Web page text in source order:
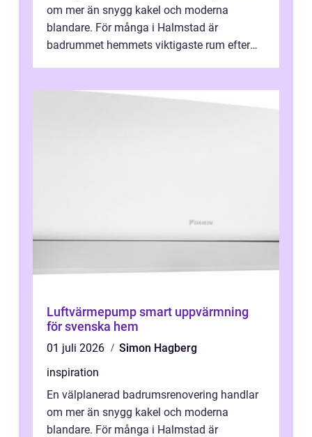
om mer än snygg kakel och moderna
blandare. För många i Halmstad är
badrummet hemmets viktigaste rum efter
Luftvärmepump smart uppvärmning
för svenska hem
01 juli 2026
Simon Hagberg
inspiration
En välplanerad badrumsrenovering handlar
om mer än snygg kakel och moderna
blandare. För många i Halmstad är